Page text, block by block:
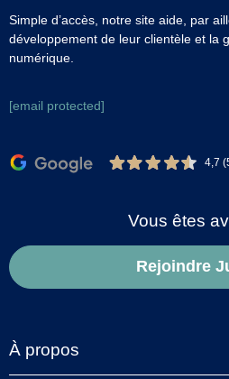
Simple d’accès, notre site aide, par
développement de leur clientèle et la
numérique.
[email protected]
4,7
Vous êtes
Rejoindre
À propos